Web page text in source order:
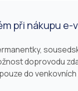
při nákupu e-
doprovodu
do